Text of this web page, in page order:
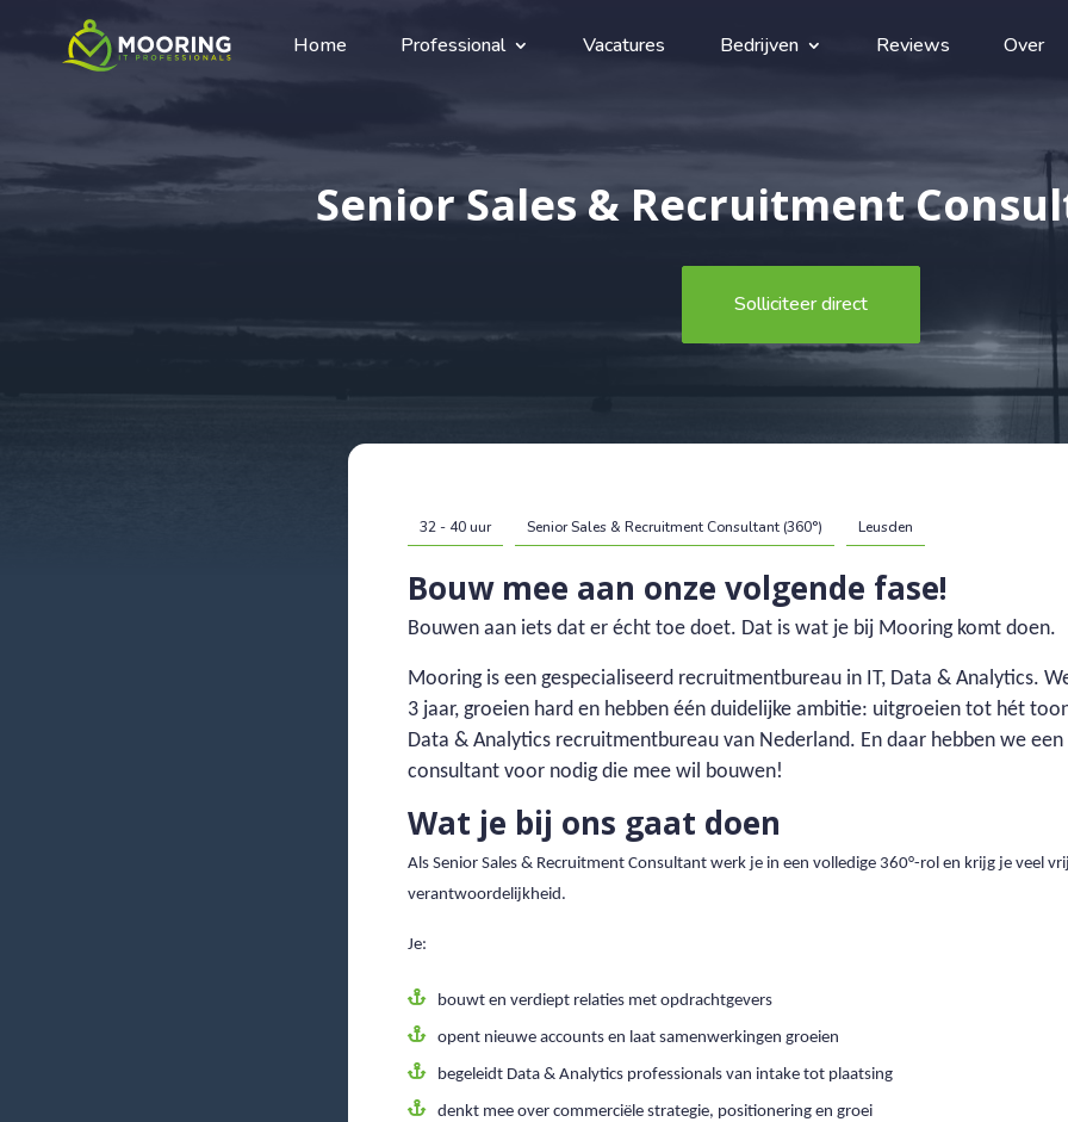
Home Professional Vacatures Bedrijven Reviews Over
Senior Sales & Recruitment
Solliciteer direct
32 - 40 uur Senior Sales & Recruitment Consultant (360°) Leusden
Bouw mee aan onze volgende fase!
Bouwen aan iets dat er écht toe doet. Dat is wat je bij Mooring komt doen.
Mooring is een gespecialiseerd recruitmentbureau in IT, Data & Analytics.
3 jaar, groeien hard en hebben één duidelijke ambitie: uitgroeien tot hét
Data & Analytics recruitmentbureau van Nederland. En daar hebben we
consultant voor nodig die mee wil bouwen!
Wat je bij ons gaat doen
Als Senior Sales & Recruitment Consultant werk je in een volledige 360°-rol en krijg je veel
verantwoordelijkheid.
Je:
bouwt en verdiept relaties met opdrachtgevers
opent nieuwe accounts en laat samenwerkingen groeien
begeleidt Data & Analytics professionals van intake tot plaatsing
denkt mee over commerciële strategie, positionering en groei